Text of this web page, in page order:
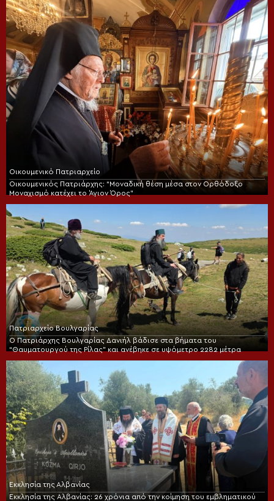
Οικουμενικό Πατριαρχείο
Οικουμενικός Πατριάρχης: “Μοναδική θέση μέσα στον Ορθόδοξο
Μοναχισμό κατέχει το Άγιον Όρος”
Πατριαρχείο Βουλγαρίας
Ο Πατριάρχης Βουλγαρίας Δανιήλ βάδισε στα βήματα του
“Θαυματουργού της Ρίλας” και ανέβηκε σε υψόμετρο 2282 μέτρα
Εκκλησία της Αλβανίας
Εκκλησία της Αλβανίας: 26 χρόνια από την κοίμηση του εμβληματικού